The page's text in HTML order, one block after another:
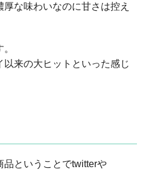
な味わいなのに甘さは控え
来の大ヒットといった感じ
品ということでtwitterや